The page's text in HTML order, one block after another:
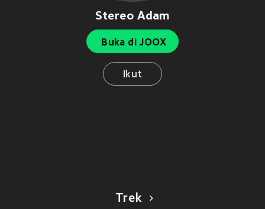
Stereo Adam
Buka di JOOX
Ikut
Trek